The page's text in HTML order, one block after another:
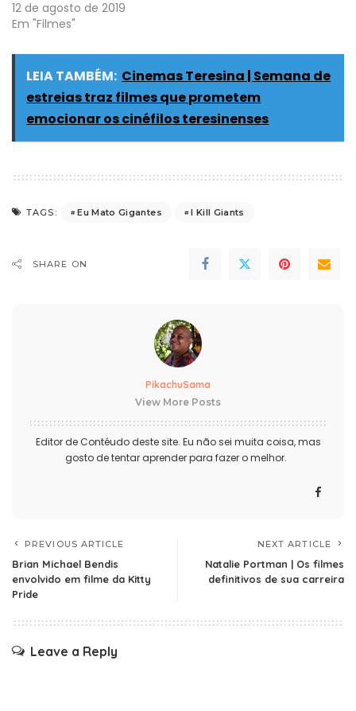
12 de agosto de 2019
Em "Filmes"
LEIA TAMBÉM: Cinemas Teresina | Semana de
estreias traz filmes que prometem
emocionar os cinéfilos teresinenses
TAGS: Eu Mato Gigantes I Kill Giants
SHARE ON
PikachuSama
View More Posts
Editor de Contéudo deste site. Eu não sei muita coisa, mas
gosto de tentar aprender para fazer o melhor.
PREVIOUS ARTICLE
Brian Michael Bendis
envolvido em filme da Kitty
Pride
NEXT ARTICLE
Natalie Portman | Os filmes
definitivos de sua carreira
Leave a Reply